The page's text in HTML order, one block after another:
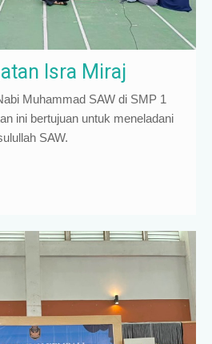
Isra Miraj
Muhammad SAW di SMP 1
ini bertujuan untuk meneladani
SAW.